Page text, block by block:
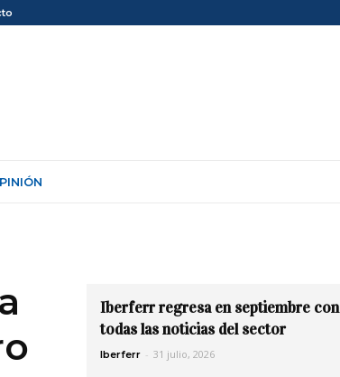
Iberferr regresa en septiembre con
todas las noticias del sector
Iberferr - 31 julio, 2026